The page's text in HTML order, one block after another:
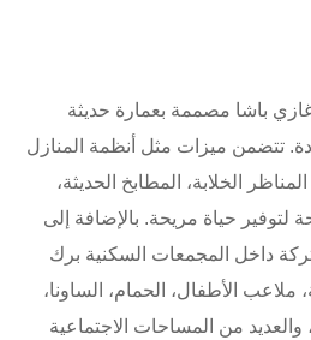
وغازي باشا مصممة بعمارة حديثة
تتضمن ميزات مثل أنظمة المنازل
الخلابة، المطابخ الحديثة،
حياة مريحة. بالإضافة إلى
داخل المجمعات السكنية برك
ملاعب الأطفال، الحمام، الساونا،
والعديد من المساحات الاجتماعية